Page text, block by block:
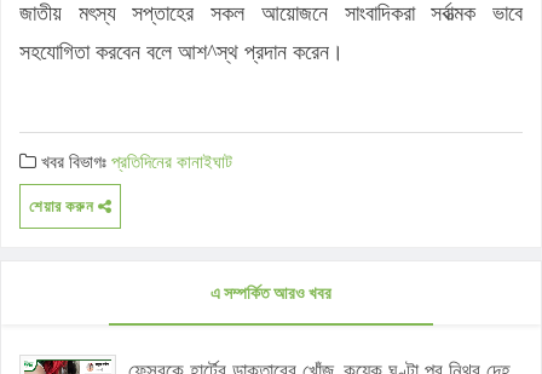
জাতীয় মৎস্য সপ্তাহের সকল আয়োজনে সাংবাদিকরা সর্বাত্মক ভাবে
সহযোগিতা করবেন বলে আশ^স্থ প্রদান করেন।
খবর বিভাগঃপ্রতিদিনের কানাইঘাট
শেয়ার করুন
এ সম্পর্কিত আরও খবর